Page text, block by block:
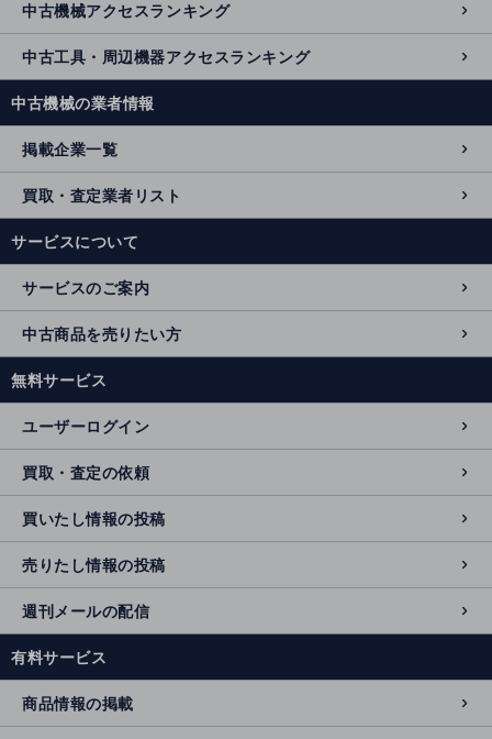
中古機械アクセスランキング
中古工具・周辺機器アクセスランキング
中古機械の業者情報
掲載企業一覧
買取・査定業者リスト
サービスについて
サービスのご案内
中古商品を売りたい方
無料サービス
ユーザーログイン
買取・査定の依頼
買いたし情報の投稿
売りたし情報の投稿
週刊メールの配信
有料サービス
商品情報の掲載